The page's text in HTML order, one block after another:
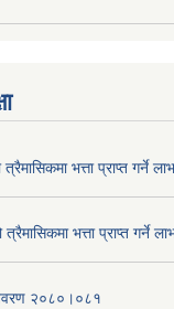
भत्ता प्राप्‍त गर्ने
भत्ता प्राप्‍त गर्ने
२०८०।०८१